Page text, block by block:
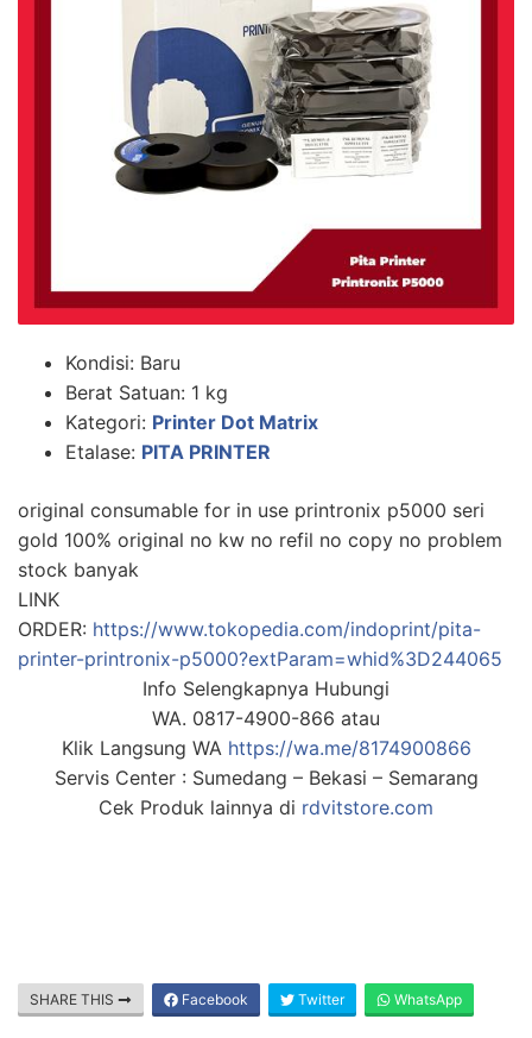
Kondisi: Baru
Berat Satuan: 1 kg
Kategori: Printer Dot Matrix
Etalase: PITA PRINTER
original consumable for in use printronix p5000 seri
gold 100% original no kw no refil no copy no problem
stock banyak
LINK
ORDER: https://www.tokopedia.com/indoprint/pita-
printer-printronix-p5000?extParam=whid%3D244065
Info Selengkapnya Hubungi
WA. 0817-4900-866 atau
Klik Langsung WA https://wa.me/8174900866
Servis Center : Sumedang – Bekasi – Semarang
Cek Produk lainnya di rdvitstore.com
SHARE THIS Facebook Twitter WhatsApp